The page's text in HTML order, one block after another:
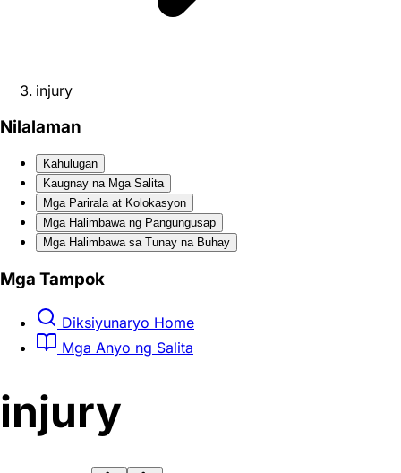
injury
Nilalaman
Kahulugan
Kaugnay na Mga Salita
Mga Parirala at Kolokasyon
Mga Halimbawa ng Pangungusap
Mga Halimbawa sa Tunay na Buhay
Mga Tampok
Diksiyunaryo Home
Mga Anyo ng Salita
injury